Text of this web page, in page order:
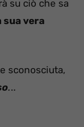
su ciò che sa
sua vera
sconosciuta,
...